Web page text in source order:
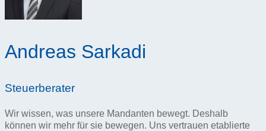
Andreas Sarkadi
Steuerberater
Wir wissen, was unsere Mandanten bewegt. Deshalb
können wir mehr für sie bewegen. Uns vertrauen etablierte